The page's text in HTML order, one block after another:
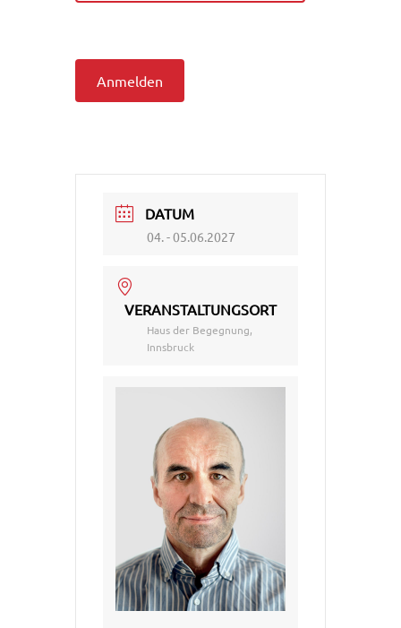
Anmelden
DATUM
04. - 05.06.2027
VERANSTALTUNGSORT
Haus der Begegnung,
Innsbruck